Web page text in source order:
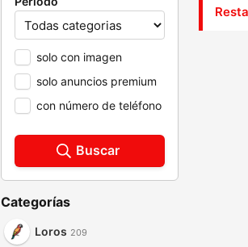
solo con imagen
solo anuncios premium
con número de teléfono
Buscar
Categorías
Loros 209